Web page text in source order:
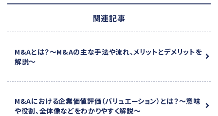
関連記事
M&Aとは？～M&Aの主な手法や流れ、メリットとデメリットを
解説～
M&Aにおける企業価値評価（バリュエーション）とは？～意味
や役割、全体像などをわかりやすく解説～